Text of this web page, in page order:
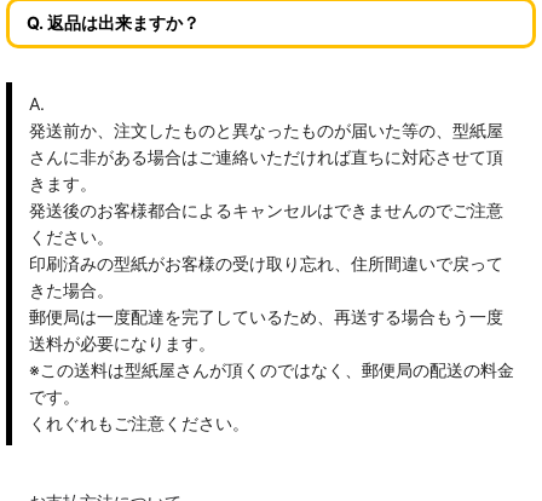
Q. 返品は出来ますか？
A.
発送前か、注文したものと異なったものが届いた等の、型紙屋
さんに非がある場合はご連絡いただければ直ちに対応させて頂
きます。
発送後のお客様都合によるキャンセルはできませんのでご注意
ください。
印刷済みの型紙がお客様の受け取り忘れ、住所間違いで戻って
きた場合。
郵便局は一度配達を完了しているため、再送する場合もう一度
送料が必要になります。
※この送料は型紙屋さんが頂くのではなく、郵便局の配送の料金
です。
くれぐれもご注意ください。